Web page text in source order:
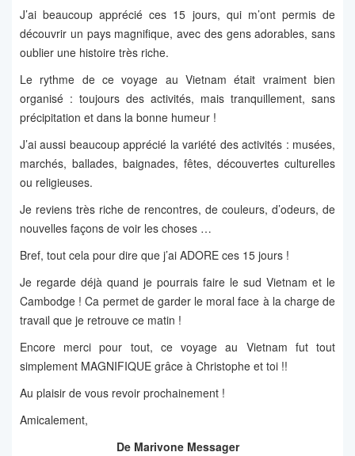
J’ai beaucoup apprécié ces 15 jours, qui m’ont permis de
découvrir un pays magnifique, avec des gens adorables, sans
oublier une histoire très riche.
Le rythme de ce voyage au Vietnam était vraiment bien
organisé : toujours des activités, mais tranquillement, sans
précipitation et dans la bonne humeur !
J’ai aussi beaucoup apprécié la variété des activités : musées,
marchés, ballades, baignades, fêtes, découvertes culturelles
ou religieuses.
Je reviens très riche de rencontres, de couleurs, d’odeurs, de
nouvelles façons de voir les choses …
Bref, tout cela pour dire que j’ai ADORE ces 15 jours !
Je regarde déjà quand je pourrais faire le sud Vietnam et le
Cambodge ! Ca permet de garder le moral face à la charge de
travail que je retrouve ce matin !
Encore merci pour tout, ce voyage au Vietnam fut tout
simplement MAGNIFIQUE grâce à Christophe et toi !!
Au plaisir de vous revoir prochainement !
Amicalement,
De Marivone Messager